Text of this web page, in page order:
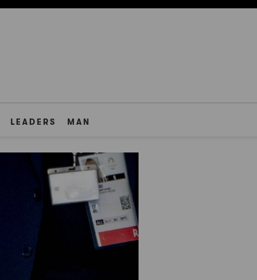
LEADERS MAN